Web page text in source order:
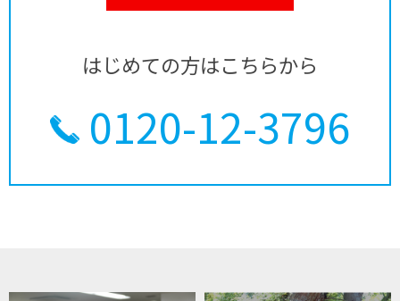
はじめての方はこちらから
0120-12-3796